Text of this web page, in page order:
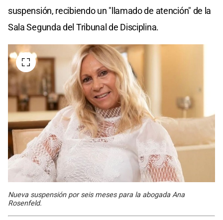
suspensión, recibiendo un "llamado de atención" de la
Sala Segunda del Tribunal de Disciplina.
Nueva suspensión por seis meses para la abogada Ana
Rosenfeld.